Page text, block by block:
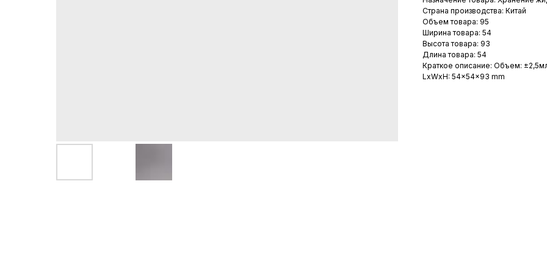
Страна производства: Китай
Объем товара: 95
Ширина товара: 54
Высота товара: 93
Длина товара: 54
Краткое описание: Объем:
LxWxH: 54x54x93 mm